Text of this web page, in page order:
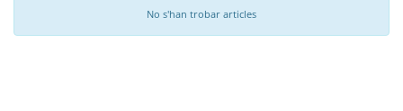
No s'han trobar articles